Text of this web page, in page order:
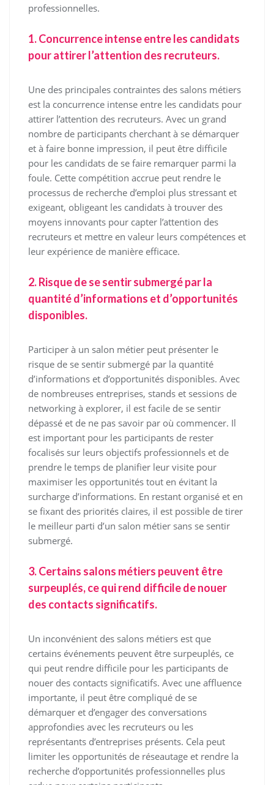
professionnelles.
1. Concurrence intense entre les candidats
pour attirer l’attention des recruteurs.
Une des principales contraintes des salons métiers
est la concurrence intense entre les candidats pour
attirer l’attention des recruteurs. Avec un grand
nombre de participants cherchant à se démarquer
et à faire bonne impression, il peut être difficile
pour les candidats de se faire remarquer parmi la
foule. Cette compétition accrue peut rendre le
processus de recherche d’emploi plus stressant et
exigeant, obligeant les candidats à trouver des
moyens innovants pour capter l’attention des
recruteurs et mettre en valeur leurs compétences et
leur expérience de manière efficace.
2. Risque de se sentir submergé par la
quantité d’informations et d’opportunités
disponibles.
Participer à un salon métier peut présenter le
risque de se sentir submergé par la quantité
d’informations et d’opportunités disponibles. Avec
de nombreuses entreprises, stands et sessions de
networking à explorer, il est facile de se sentir
dépassé et de ne pas savoir par où commencer. Il
est important pour les participants de rester
focalisés sur leurs objectifs professionnels et de
prendre le temps de planifier leur visite pour
maximiser les opportunités tout en évitant la
surcharge d’informations. En restant organisé et en
se fixant des priorités claires, il est possible de tirer
le meilleur parti d’un salon métier sans se sentir
submergé.
3. Certains salons métiers peuvent être
surpeuplés, ce qui rend difficile de nouer
des contacts significatifs.
Un inconvénient des salons métiers est que
certains événements peuvent être surpeuplés, ce
qui peut rendre difficile pour les participants de
nouer des contacts significatifs. Avec une affluence
importante, il peut être compliqué de se
démarquer et d’engager des conversations
approfondies avec les recruteurs ou les
représentants d’entreprises présents. Cela peut
limiter les opportunités de réseautage et rendre la
recherche d’opportunités professionnelles plus